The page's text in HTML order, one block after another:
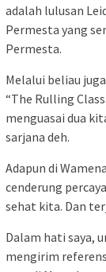
adalah lulusan
Permesta yang
Permesta.
Melalui beliau
“The Rulling
menguasai dua
sarjana deh.
Adapun di
cenderung
sehat kita. Dan
Dalam hati saya,
mengirim